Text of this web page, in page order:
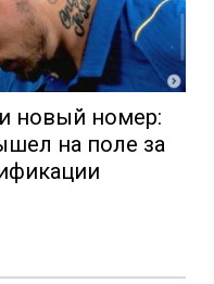
новый номер:
на поле за